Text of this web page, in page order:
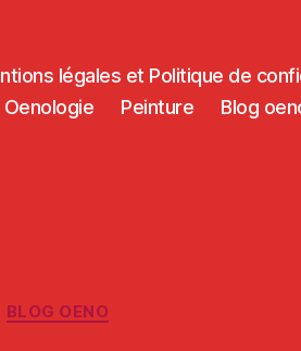
légales et Politique de
Oenologie Peinture Blog
Categories
BLOG OENO